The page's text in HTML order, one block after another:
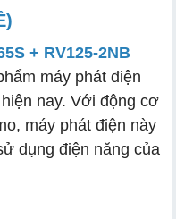
+ RV125-2NB
máy phát điện
nay. Với động cơ
máy phát điện này
dụng điện năng của